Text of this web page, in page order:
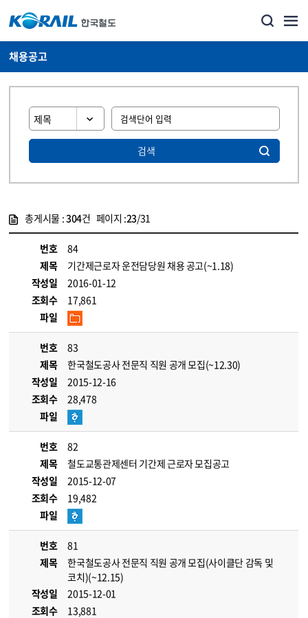
채용공고
검색
총게시물 :304건 페이지 :23/31
번호
84
제목
기간제근로자 운전담당원 채용 공고(~1.18)
작성일
2016-01-12
조회수
17,861
파일
번호
83
제목
한국철도공사 전문직 직원 공개 모집(~12.30)
작성일
2015-12-16
조회수
28,478
파일
번호
82
제목
철도교통관제센터 기간제 근로자 모집공고
작성일
2015-12-07
조회수
19,482
파일
번호
81
제목
한국철도공사 전문직 직원 공개 모집(사이클단 감독 및
코치)(~12.15)
작성일
2015-12-01
조회수
13,881